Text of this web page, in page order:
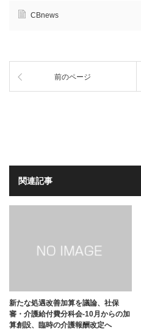
CBnews
前のページ
関連記事
新たな処遇改善加算を議論、社保
審・介護給付費分科会-10月からの加
算創設、臨時の介護報酬改定へ